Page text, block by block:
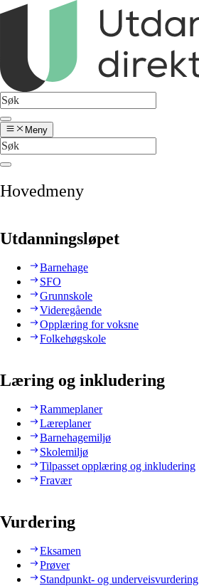
Meny
Hovedmeny
Utdanningsløpet
Barnehage
SFO
Grunnskole
Videregående
Opplæring for voksne
Folkehøgskole
Læring og inkludering
Rammeplaner
Læreplaner
Barnehagemiljø
Skolemiljø
Tilpasset opplæring og inkludering
Fravær
Vurdering
Eksamen
Prøver
Standpunkt- og underveisvurdering